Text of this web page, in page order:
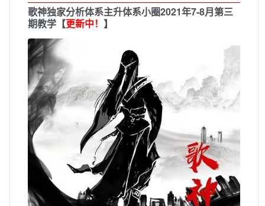
歌神独家分析体系主升体系小圈2021年7-8月第三
期教学【更新中！ 】